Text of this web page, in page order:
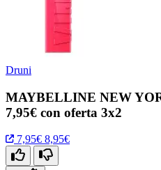
Druni
MAYBELLINE NEW
7,95€ con oferta 3x2
7,95€ 8,95€